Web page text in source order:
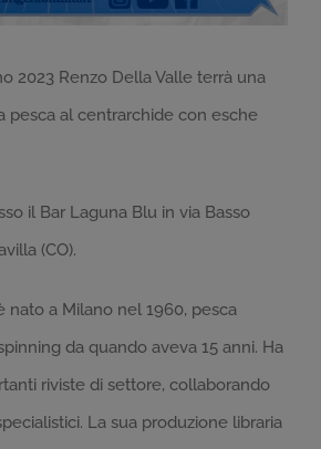
2023 Renzo Della Valle terrà una
pesca al centrarchide con esche
il Bar Laguna Blu in via Basso
(CO).
nato a Milano nel 1960, pesca
da quando aveva 15 anni. Ha
riviste di settore, collaborando
La sua produzione libraria